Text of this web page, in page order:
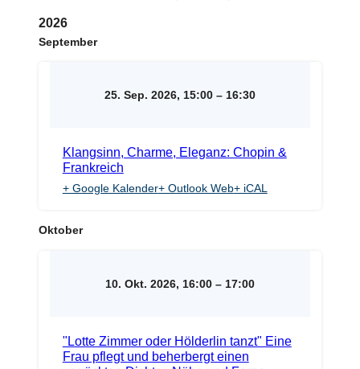
2026
September
25. Sep. 2026, 15:00 – 16:30
Klangsinn, Charme, Eleganz: Chopin &
Frankreich
+ Google Kalender+ Outlook Web+ iCAL
Oktober
10. Okt. 2026, 16:00 – 17:00
"Lotte Zimmer oder Hölderlin tanzt" Eine
Frau pflegt und beherbergt einen